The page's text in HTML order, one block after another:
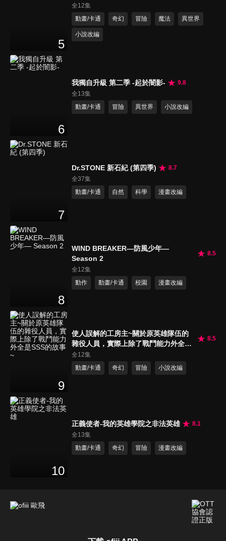
5
全12集
動畫/卡通
奇幻 冒險 魔法 異世界
小說改編
6
我獨自升級 第二季 -起於闇影-
9.8
全13集
動畫/卡通
冒險 異世界 小說改編
7
Dr.STONE 新石紀 (第四季)
8.7
全37集
動畫/卡通
自然 科學 漫畫改編
8
WIND BREAKER—防風少年—
Season 2
8.5
全12集
動作
動畫/卡通 校園 漫畫改編
9
使人誤解的工房主~關於原英雄隊伍的
雜役人員，實際上除了戰鬥能力外全是
SSS的故事~
8.5
全12集
動畫/卡通
奇幻 冒險 小說改編
10
正義使者-我的英雄學院之非法英雄
8.1
全13集
動畫/卡通
奇幻 冒險 漫畫改編